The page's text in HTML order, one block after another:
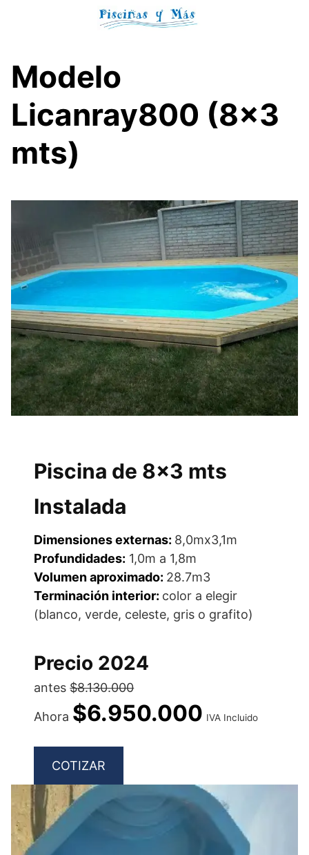
Modelo
Licanray800 (8×3
mts)
Piscina de 8×3 mts
Instalada
Dimensiones externas: 8,0mx3,1m
Profundidades: 1,0m a 1,8m
Volumen aproximado: 28.7m3
Terminación interior: color a elegir
(blanco, verde, celeste, gris o grafito)
Precio 2024
antes$8.130.000
Ahora $6.950.000 IVA Incluido
COTIZAR